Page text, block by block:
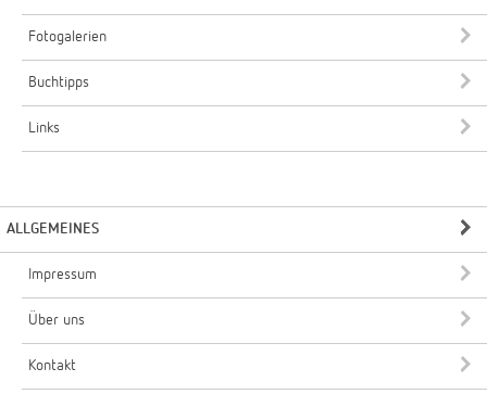
Fotogalerien
Buchtipps
Links
ALLGEMEINES
Impressum
Über uns
Kontakt